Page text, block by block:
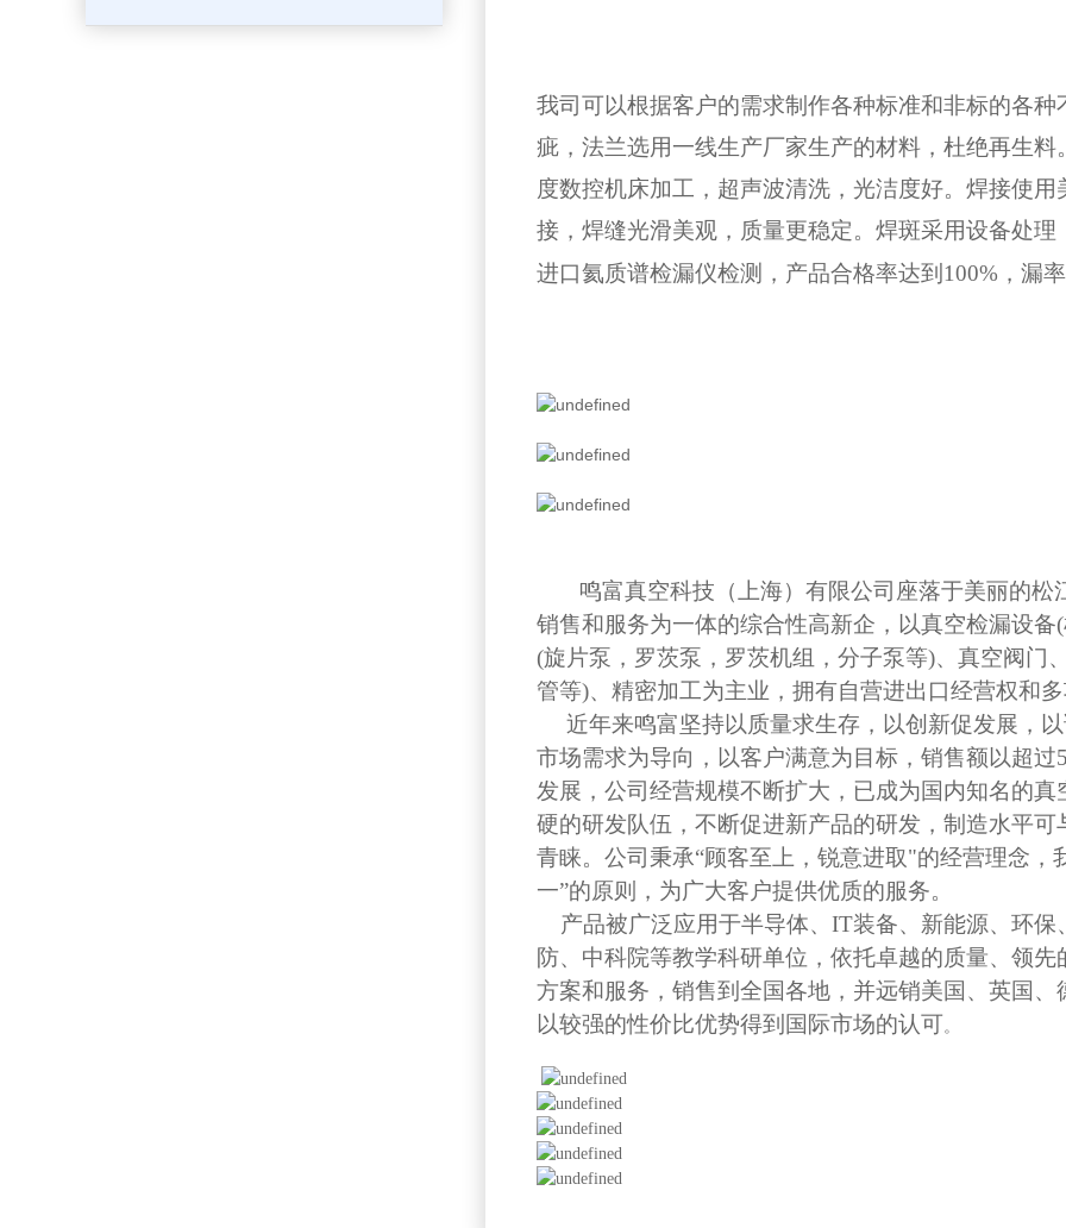
我司可以根据客户的需求制作各种标准和非标的各
疵，法兰选用一线生产厂家生产的材料，杜绝再生
度数控机床加工，超声波清洗，光洁度好。焊接使
接，焊缝光滑美观，质量更稳定。焊斑采用设备处
进口氦质谱检漏仪检测，产品合格率达到100%，漏
鸣富真空科技（上海）有限公司座落于美丽的
销售和服务为一体的综合性高新企，以真空检漏设
(旋片泵，罗茨泵，罗茨机组，分子泵等)、真空阀门
管等)、精密加工为主业，拥有自营进出口经营权和
近年来鸣富坚持以质量求生存，以创新促发展，
市场需求为导向，以客户满意为目标，销售额以超
发展，公司经营规模不断扩大，已成为国内知名的
硬的研发队伍，不断促进新产品的研发，制造水平
青睐。公司秉承“顾客至上，锐意进取"的经营理念，
一”的原则，为广大客户提供优质的服务。
产品被广泛应用于半导体、IT装备、新能源、环保
防、中科院等教学科研单位，依托卓越的质量、领
方案和服务，销售到全国各地，并远销美国、英国
以较强的性价比优势得到国际市场的认可。